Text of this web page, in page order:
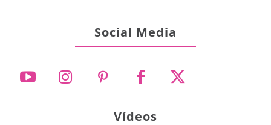
Social Media
Vídeos